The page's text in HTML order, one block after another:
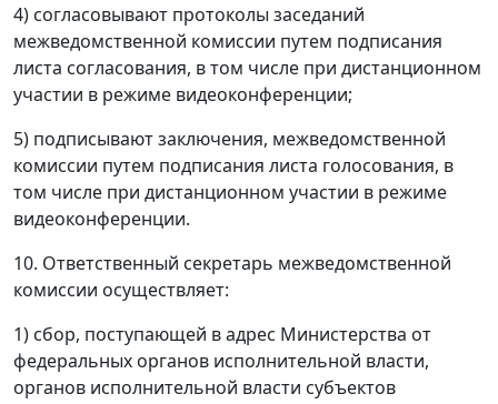
4) согласовывают протоколы заседаний
межведомственной комиссии путем подписания
листа согласования, в том числе при дистанционном
участии в режиме видеоконференции;
5) подписывают заключения, межведомственной
комиссии путем подписания листа голосования, в
том числе при дистанционном участии в режиме
видеоконференции.
10. Ответственный секретарь межведомственной
комиссии осуществляет:
1) сбор, поступающей в адрес Министерства от
федеральных органов исполнительной власти,
органов исполнительной власти субъектов